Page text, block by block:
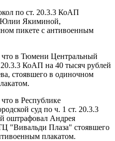
по ст. 20.3.3 КоАП
Юлии Якиминой,
пикете с антивоенным
что в Тюмени Центральный
КоАП на 40 тысяч рублей
стоявшего в одиночном
что в Республике
суд по ч. 1 ст. 20.3.3
оштрафовал Андрея
"Вивальди Плаза" стоявшего
плакатом.